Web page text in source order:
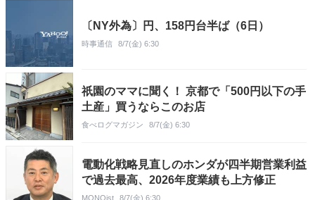
〔NY外為〕円、158円台半ば（6日）
時事通信 8/7(金) 6:30
祇園のママに聞く！ 京都で「500円以下の手
土産」買うならこのお店
食べログマガジン 8/7(金) 6:30
電動化戦略見直しのホンダが四半期営業利益
で過去最高、2026年度業績も上方修正
MONOist 8/7(金) 6:30